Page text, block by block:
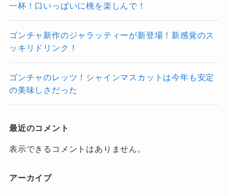
一杯！口いっぱいに桃を楽しんで！
ゴンチャ新作のジャラッティーが新登場！新感覚のス
ッキリドリンク！
ゴンチャのレッツ！シャインマスカットは今年も安定
の美味しさだった
最近のコメント
表示できるコメントはありません。
アーカイブ